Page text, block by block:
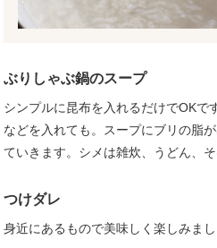
ぶりしゃぶ鍋のスープ
シンプルに昆布を入れるだけでOKで
などを入れても。スープにブリの脂
ていきます。シメは雑炊、うどん、そ
つけダレ
身近にあるもので美味しく楽しみまし